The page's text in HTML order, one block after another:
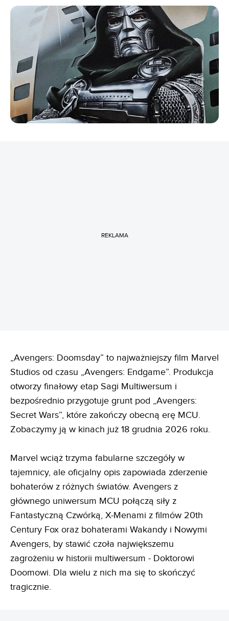
REKLAMA
„Avengers: Doomsday” to najważniejszy film Marvel
Studios od czasu „Avengers: Endgame”. Produkcja
otworzy finałowy etap Sagi Multiwersum i
bezpośrednio przygotuje grunt pod „Avengers:
Secret Wars”, które zakończy obecną erę MCU.
Zobaczymy ją w kinach już 18 grudnia 2026 roku.
Marvel wciąż trzyma fabularne szczegóły w
tajemnicy, ale oficjalny opis zapowiada zderzenie
bohaterów z różnych światów. Avengers z
głównego uniwersum MCU połączą siły z
Fantastyczną Czwórką, X-Menami z filmów 20th
Century Fox oraz bohaterami Wakandy i Nowymi
Avengers, by stawić czoła największemu
zagrożeniu w historii multiwersum - Doktorowi
Doomowi. Dla wielu z nich ma się to skończyć
tragicznie.